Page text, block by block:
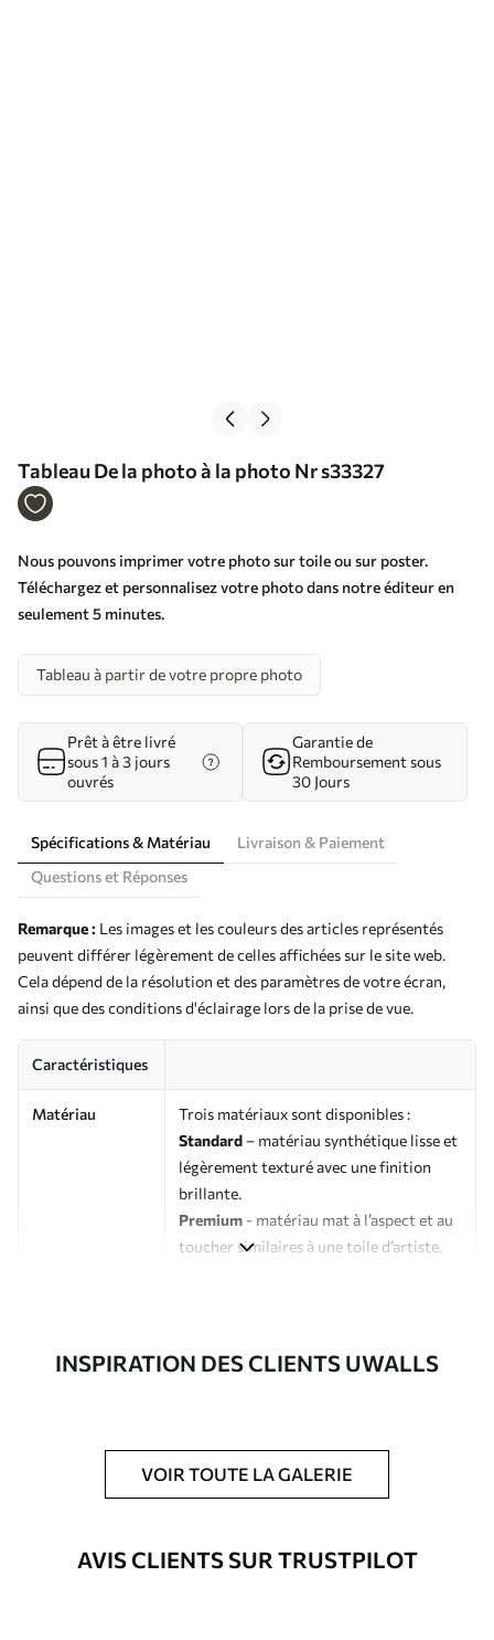
Tableau De la photo à la photo Nr s33327
Nous pouvons imprimer votre photo sur toile ou sur poster.
Téléchargez et personnalisez votre photo dans notre éditeur en
seulement 5 minutes.
Tableau à partir de votre propre photo
Prêt à être livré
sous 1 à 3 jours
ouvrés
Garantie de
Remboursement sous
30 Jours
Spécifications & Matériau
Livraison & Paiement
Questions et Réponses
Remarque : Les images et les couleurs des articles représentés
peuvent différer légèrement de celles affichées sur le site web.
Cela dépend de la résolution et des paramètres de votre écran,
ainsi que des conditions d'éclairage lors de la prise de vue.
Caractéristiques
Matériau
Trois matériaux sont disponibles :
Standard – matériau synthétique lisse et
légèrement texturé avec une finition
brillante.
Premium - matériau mat à l’aspect et au
toucher similaires à une toile d’artiste.
Possibilité d'ajouter un vernis
protecteur pour renforcer la durabilité
du tableau.
Matériaux disponibles
INSPIRATION DES CLIENTS UWALLS
VOIR TOUTE LA GALERIE
AVIS CLIENTS SUR TRUSTPILOT